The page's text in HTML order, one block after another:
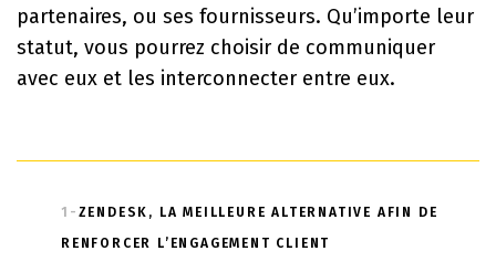
partenaires, ou ses fournisseurs. Qu’importe leur
statut, vous pourrez choisir de communiquer
avec eux et les interconnecter entre eux.
1- ZENDESK, LA MEILLEURE ALTERNATIVE AFIN DE
RENFORCER L’ENGAGEMENT CLIENT